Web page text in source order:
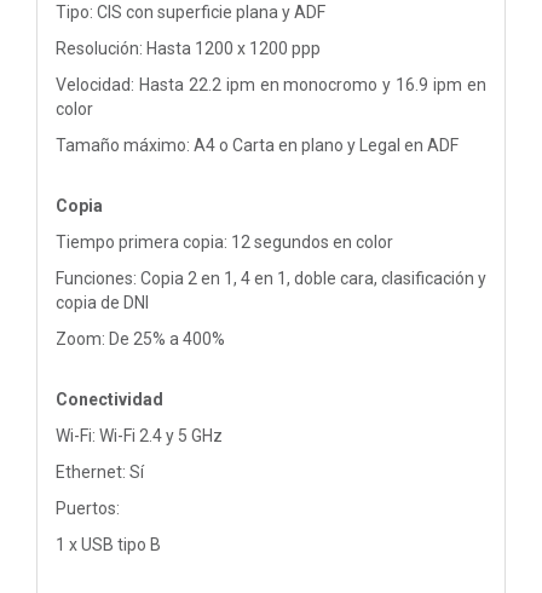
Tipo: CIS con superficie plana y ADF
Resolución: Hasta 1200 x 1200 ppp
Velocidad: Hasta 22.2 ipm en monocromo y 16.9 ipm en
color
Tamaño máximo: A4 o Carta en plano y Legal en ADF
Copia
Tiempo primera copia: 12 segundos en color
Funciones: Copia 2 en 1, 4 en 1, doble cara, clasificación y
copia de DNI
Zoom: De 25% a 400%
Conectividad
Wi-Fi: Wi-Fi 2.4 y 5 GHz
Ethernet: Sí
Puertos:
1 x USB tipo B